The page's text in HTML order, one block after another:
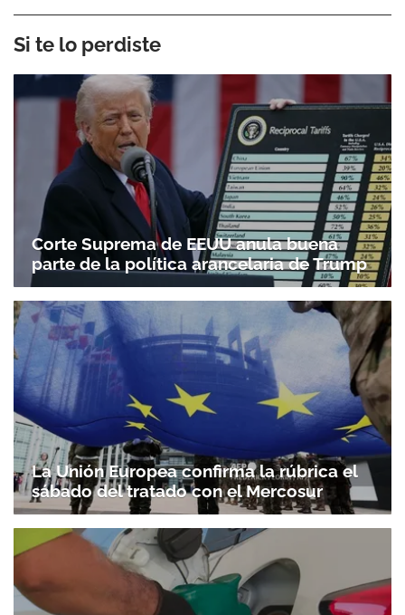
Si te lo perdiste
Corte Suprema de EEUU anula buena
parte de la política arancelaria de Trump
La Unión Europea confirma la rúbrica el
sábado del tratado con el Mercosur